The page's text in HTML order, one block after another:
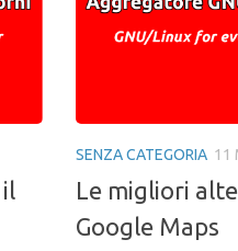
SENZA CATEGORIA 11
Le migliori
Google Maps